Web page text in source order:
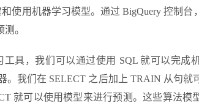
使用机器学习模型。通过 BigQuery 控制台
。
具，我们可以通过使用 SQL 就可以完成
。我们在 SELECT 之后加上 TRAIN 从句就
就可以使用模型来进行预测。这些算法模